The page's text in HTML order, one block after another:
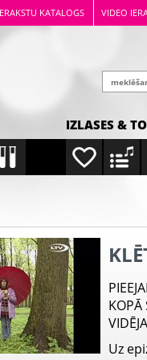
KATALOGS VIDEO
IZLASES &
KOPĀ
Uz